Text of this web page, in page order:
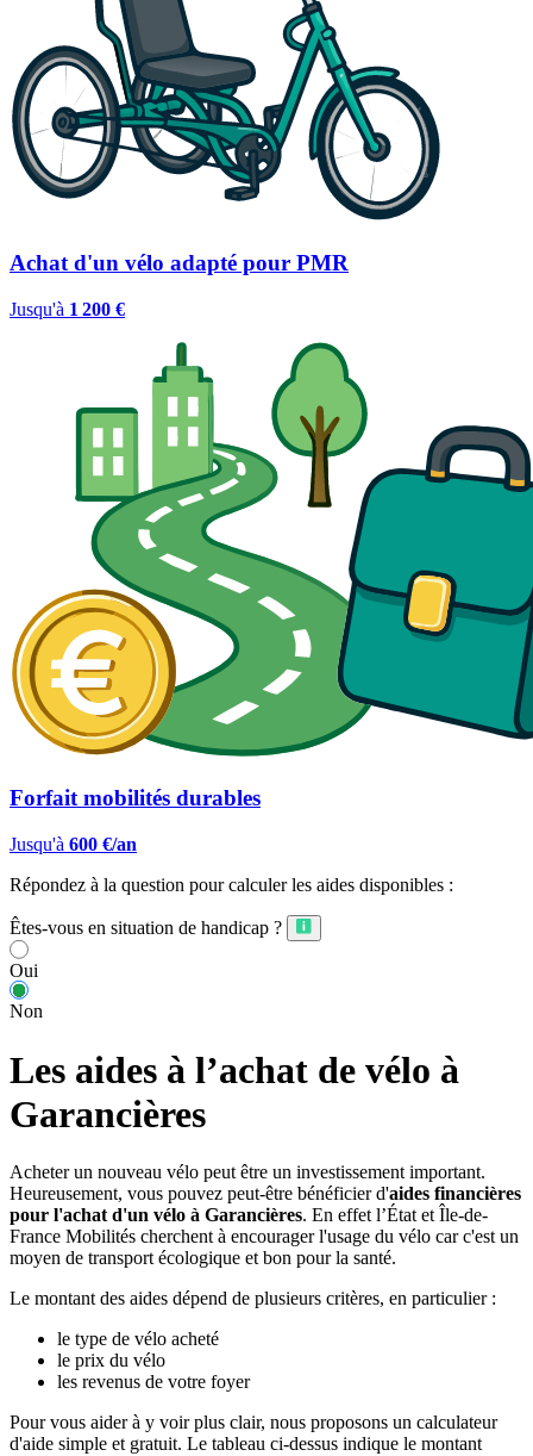
Achat d'un vélo adapté pour PMR
Jusqu'à 1 200 €
Forfait mobilités durables
Jusqu'à 600 €/an
Répondez à la question pour calculer les aides disponibles :
Êtes-vous en situation de handicap ?
Oui
Non
Les aides à l’achat de vélo à
Garancières
Acheter un nouveau vélo peut être un investissement important.
Heureusement, vous pouvez peut-être bénéficier d'aides financières
pour l'achat d'un vélo à Garancières. En effet l’État et Île-de-
France Mobilités cherchent à encourager l'usage du vélo car c'est un
moyen de transport écologique et bon pour la santé.
Le montant des aides dépend de plusieurs critères, en particulier :
le type de vélo acheté
le prix du vélo
les revenus de votre foyer
Pour vous aider à y voir plus clair, nous proposons un calculateur
d'aide simple et gratuit. Le tableau ci-dessus indique le montant